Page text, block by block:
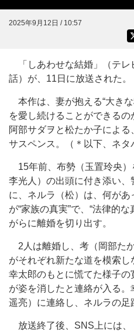
2025年9月12日 / 10:57
「しあわせな結婚」（テレ
話）が、11日に放送された。
本作は、妻が抱える“大き
を愛し続けることができる
阿部サダヲと松たか子による
サスペンス。（＊以下、ネタ
15年前、布勢（玉置玲央）
李光人）の出頭に付き添い、
に、ネルラ（松）は、何が
が“家族の真実”で、“法律的
がらに離婚を切り出す。
2人は離婚し、考（岡部た
がそれぞれ新たな道を模索し
幸太郎のもとに慌てた様子
が姿を消したと連絡が入る
遥亮）に連絡し、ネルラの足
放送終了後、SNS上には、